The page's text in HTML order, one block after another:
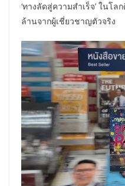
‘ทางลัดสู่ความสำเร็จ’ ในโ
ล้านจากผู้เชี่ยวชาญตัวจริง